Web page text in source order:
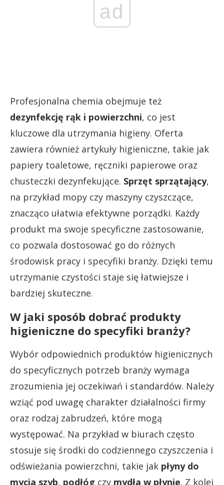
ad
Profesjonalna chemia obejmuje też
dezynfekcję rąk i powierzchni, co jest
kluczowe dla utrzymania higieny. Oferta
zawiera również artykuły higieniczne, takie jak
papiery toaletowe, ręczniki papierowe oraz
chusteczki dezynfekujące. Sprzęt sprzątający,
na przykład mopy czy maszyny czyszczące,
znacząco ułatwia efektywne porządki. Każdy
produkt ma swoje specyficzne zastosowanie,
co pozwala dostosować go do różnych
środowisk pracy i specyfiki branży. Dzięki temu
utrzymanie czystości staje się łatwiejsze i
bardziej skuteczne.
W jaki sposób dobrać produkty
higieniczne do specyfiki branży?
Wybór odpowiednich produktów higienicznych
do specyficznych potrzeb branży wymaga
zrozumienia jej oczekiwań i standardów. Należy
wziąć pod uwagę charakter działalności firmy
oraz rodzaj zabrudzeń, które mogą
występować. Na przykład w biurach często
stosuje się środki do codziennego czyszczenia i
odświeżania powierzchni, takie jak płyny do
mycia szyb, podłóg czy mydła w płynie. Z kolei